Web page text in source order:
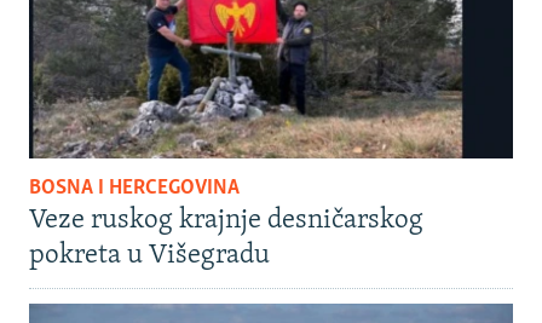
BOSNA I HERCEGOVINA
Veze ruskog krajnje desničarskog
pokreta u Višegradu